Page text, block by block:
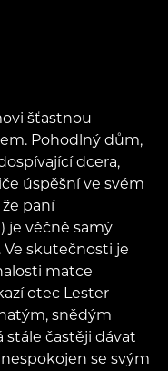
šťastnou
Pohodlný dům,
dcera,
úspěšní ve svém
paní
je věčně samý
Ve skutečnosti je
matce
otec Lester
snědým
stále častěji dávat
se svým